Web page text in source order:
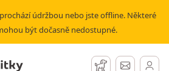
údržbou nebo jste offline. Některé
být dočasně nedostupné.
Hlídací pes
Zprávy